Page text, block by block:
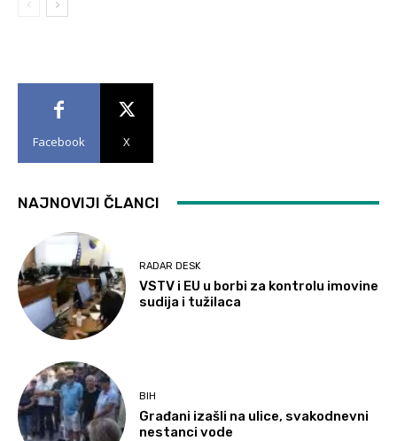
Facebook X
NAJNOVIJI ČLANCI
RADAR DESK
VSTV i EU u borbi za kontrolu imovine
sudija i tužilaca
BIH
Građani izašli na ulice, svakodnevni
nestanci vode